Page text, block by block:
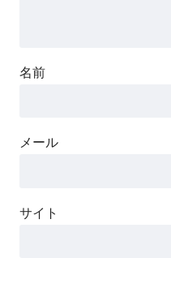
名前
メール
サイト